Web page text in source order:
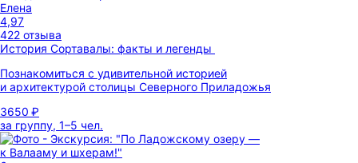
Елена
4,97
422 отзыва
История Сортавалы: факты и легенды
Познакомиться с удивительной историей
и архитектурой столицы Северного Приладожья
3650 ₽
за группу, 1–5 чел.